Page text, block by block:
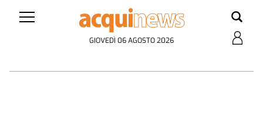
GIOVEDÌ 06 AGOSTO 2026